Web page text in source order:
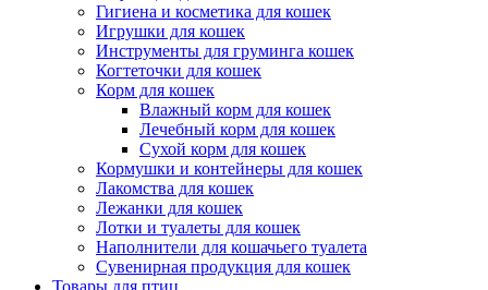
Гигиена и косметика для кошек
Игрушки для кошек
Инструменты для груминга кошек
Когтеточки для кошек
Корм для кошек
Влажный корм для кошек
Лечебный корм для кошек
Сухой корм для кошек
Кормушки и контейнеры для кошек
Лакомства для кошек
Лежанки для кошек
Лотки и туалеты для кошек
Наполнители для кошачьего туалета
Сувенирная продукция для кошек
Товары для птиц